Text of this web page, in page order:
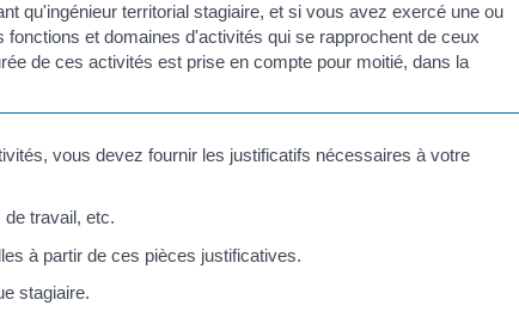
qu'ingénieur territorial stagiaire, et si vous avez exercé une ou
et domaines d'activités qui se rapprochent de ceux
de ces activités est prise en compte pour moitié, dans la
vous devez fournir les justificatifs nécessaires à votre
travail, etc.
à partir de ces pièces justificatives.
stagiaire.